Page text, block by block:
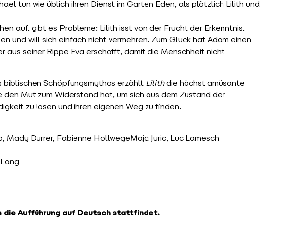
tun wie üblich ihren Dienst im Garten Eden, als plötzlich Lilith und
auf, gibt es Probleme: Lilith isst von der Frucht der Erkenntnis,
und will sich einfach nicht vermehren. Zum Glück hat Adam einen
aus seiner Rippe Eva erschafft, damit die Menschheit nicht
Schöpfungsmythos erzählt Lilithdie höchst amüsante
den Mut zum Widerstand hat, um sich aus dem Zustand der
zu lösen und ihren eigenen Weg zu finden.
Mady Durrer, Fabienne HollwegeMaja Juric, Luc Lamesch
die Aufführung auf Deutsch stattfindet.